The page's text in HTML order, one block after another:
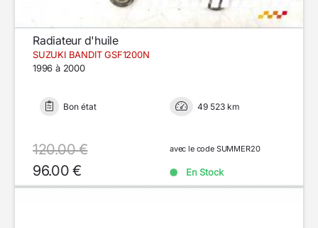
Radiateur d'huile
SUZUKI BANDIT GSF1200N
1996 à 2000
Bon état 49 523 km
120.00 €
96.00 €
avec le code SUMMER20
En Stock